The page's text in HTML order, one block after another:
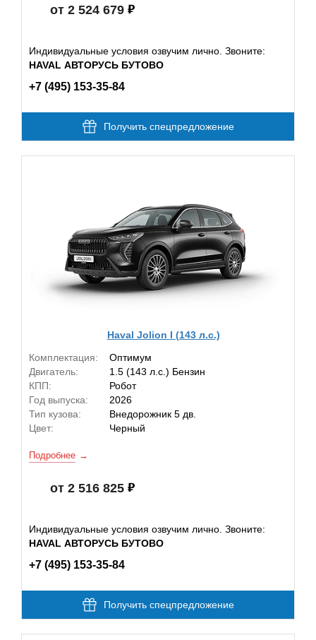
от 2 524 679
Индивидуальные условия озвучим лично. Звоните:
HAVAL АВТОРУСЬ БУТОВО
+7 (495) 153-35-84
Получить спецпредложение
Haval Jolion I (143 л.с.)
Комплектация:
Оптимум
Двигатель:
1.5 (143 л.с.) Бензин
КПП:
Робот
Год выпуска:
2026
Тип кузова:
Внедорожник 5 дв.
Цвет:
Черный
Подробнее
от 2 516 825
Индивидуальные условия озвучим лично. Звоните:
HAVAL АВТОРУСЬ БУТОВО
+7 (495) 153-35-84
Получить спецпредложение